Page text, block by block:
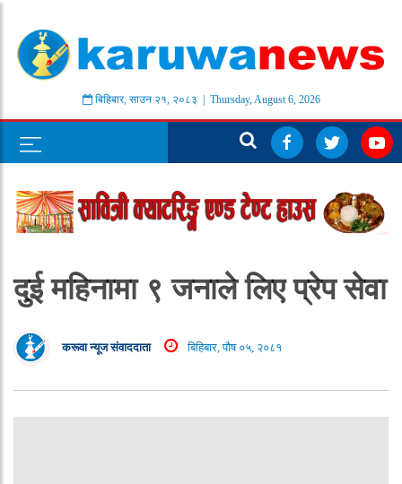
बिहिबार, साउन २१, २०८३ | Thursday, August 6, 2026
दुई महिनामा ९ जनाले लिए प्रेप सेवा
करूवा न्यूज संवाददाता बिहिबार, पौष ०५, २०८१